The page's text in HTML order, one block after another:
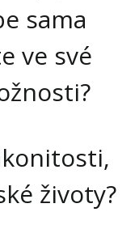
sama
ve své
životy?